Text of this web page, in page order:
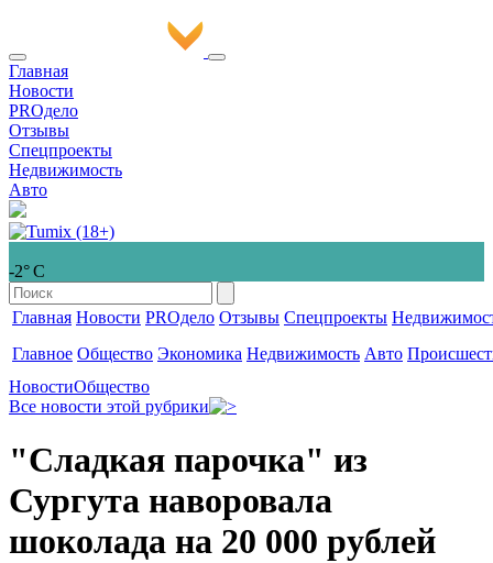
Главная
Новости
PROдело
Отзывы
Спецпроекты
Недвижимость
Авто
-2° С
Главная Новости PROдело Отзывы Спецпроекты
Главное Общество Экономика Недвижимость Авто
НовостиОбщество
Все новости этой рубрики
"Сладкая парочка" из
Сургута наворовала
шоколада на 20 000 рублей